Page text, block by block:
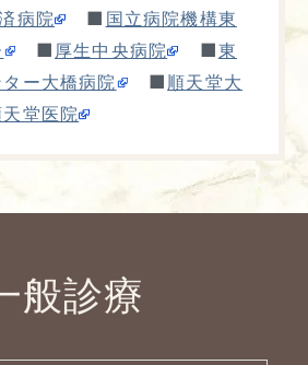
病院 ■ 国立病院機構東
■ 厚生中央病院 ■東
ー大橋病院
■ 順天堂大
堂医院
般診療